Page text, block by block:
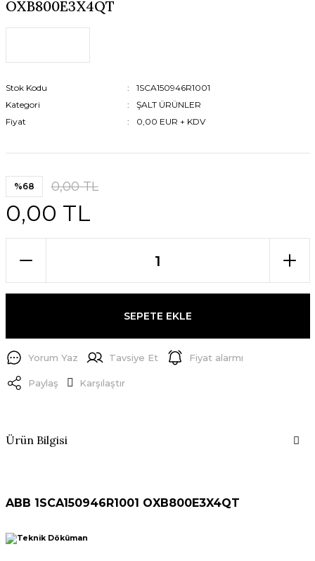
OXB800E3X4QT
Stok Kodu
1SCA150946R1001
Kategori
ŞALT ÜRÜNLER
Fiyat
0,00 EUR + KDV
%68 0,00 TL
0,00 TL
SEPETE EKLE
Yorum Yaz Tavsiye Et Fiyat alarmı
Paylaş Karşılaştır
Ürün Bilgisi
ABB 1SCA150946R1001 OXB800E3X4QT